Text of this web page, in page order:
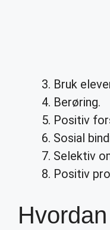
Bruk
Berøring.
Positiv
Sosial
Selektiv
Positiv